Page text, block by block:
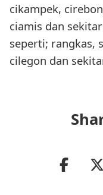
cikampek,
ciamis dan
seperti; rangkas,
cilegon dan